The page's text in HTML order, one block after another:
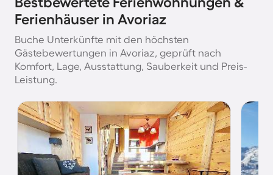
Ferienhäuser in Avoriaz
Buche Unterkünfte mit den höchsten
Gästebewertungen in Avoriaz, geprüft nach
Komfort, Lage, Ausstattung, Sauberkeit und Preis-
Leistung.